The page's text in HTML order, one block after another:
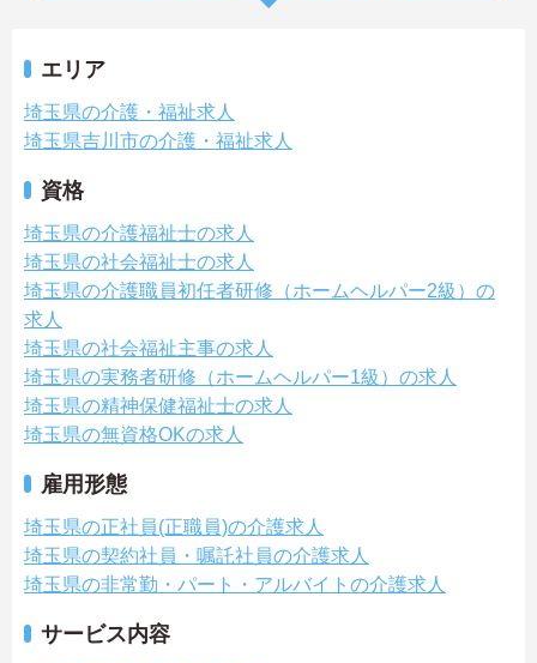
エリア
埼玉県の介護・福祉求人
埼玉県吉川市の介護・福祉求人
資格
埼玉県の介護福祉士の求人
埼玉県の社会福祉士の求人
埼玉県の介護職員初任者研修（ホームヘルパー2級）の
求人
埼玉県の社会福祉主事の求人
埼玉県の実務者研修（ホームヘルパー1級）の求人
埼玉県の精神保健福祉士の求人
埼玉県の無資格OKの求人
雇用形態
埼玉県の正社員(正職員)の介護求人
埼玉県の契約社員・嘱託社員の介護求人
埼玉県の非常勤・パート・アルバイトの介護求人
サービス内容